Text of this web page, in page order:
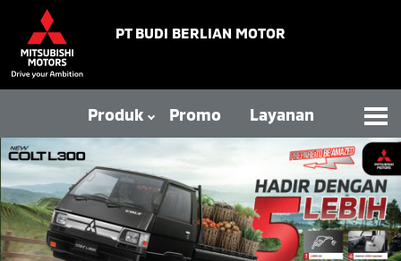
PT BUDI BERLIAN MOTOR
Produk Promo Layanan